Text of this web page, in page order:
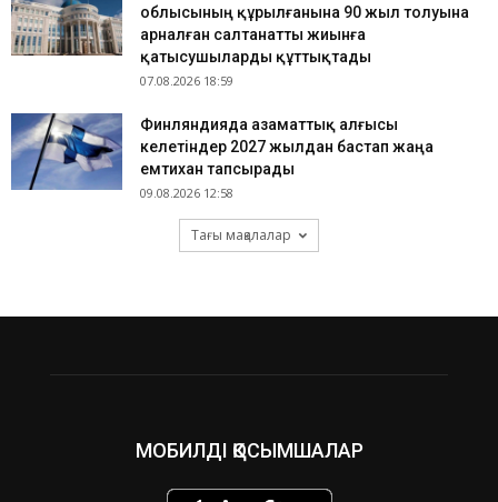
облысының құрылғанына 90 жыл толуына
арналған салтанатты жиынға
қатысушыларды құттықтады
07.08.2026 18:59
Финляндияда азаматтық алғысы
келетіндер 2027 жылдан бастап жаңа
емтихан тапсырады
09.08.2026 12:58
Тағы мақалалар
МОБИЛДІ ҚОСЫМШАЛАР